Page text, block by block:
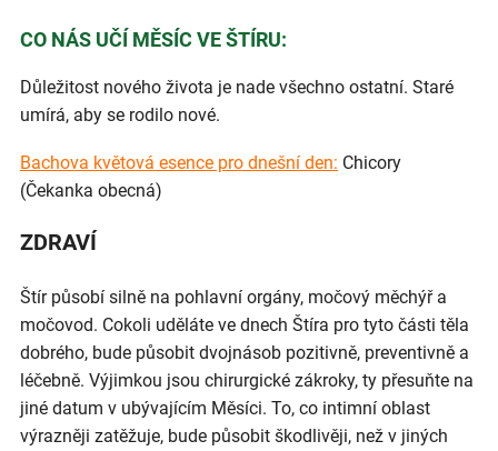
CO NÁS UČÍ MĚSÍC VE ŠTÍRU:
Důležitost nového života je nade všechno ostatní. Staré
umírá, aby se rodilo nové.
Bachova květová esence pro dnešní den: Chicory
(Čekanka obecná)
ZDRAVÍ
Štír působí silně na pohlavní orgány, močový měchýř a
močovod. Cokoli uděláte ve dnech Štíra pro tyto části těla
dobrého, bude působit dvojnásob pozitivně, preventivně a
léčebně. Výjimkou jsou chirurgické zákroky, ty přesuňte na
jiné datum v ubývajícím Měsíci. To, co intimní oblast
výrazněji zatěžuje, bude působit škodlivěji, než v jiných